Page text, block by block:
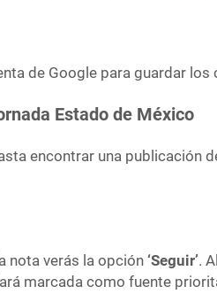
de Google para guardar los
Estado de México
encontrar una publicación
nota verás la opción ‘Seguir’.
marcada como fuente